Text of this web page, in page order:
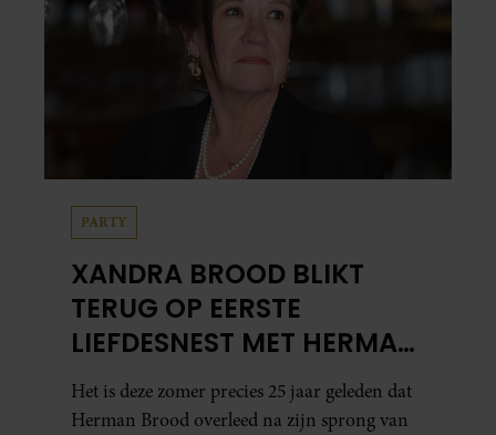
PARTY
XANDRA BROOD BLIKT
TERUG OP EERSTE
LIEFDESNEST MET HERMAN
BROOD: “HIER IS LOLA
GEBOREN”
Het is deze zomer precies 25 jaar geleden dat
Herman Brood overleed na zijn sprong van